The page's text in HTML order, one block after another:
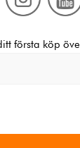
första köp